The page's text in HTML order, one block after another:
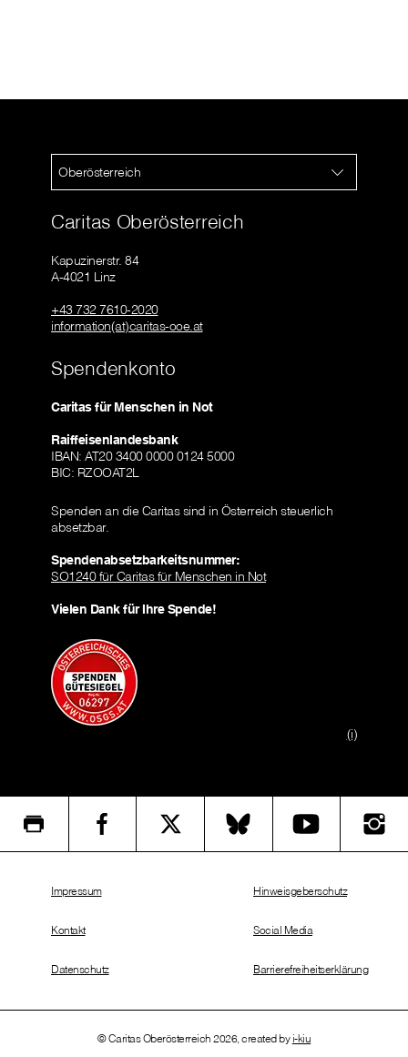
Oberösterreich
Caritas Oberösterreich
Kapuzinerstr. 84
A-4021 Linz
+43 732 7610-2020
information(at)caritas-ooe.at
Spendenkonto
Caritas für Menschen in Not
Raiffeisenlandesbank
IBAN: AT20 3400 0000 0124 5000
BIC: RZOOAT2L
Spenden an die Caritas sind in Österreich steuerlich
absetzbar.
Spendenabsetzbarkeitsnummer:
SO1240 für Caritas für Menschen in Not
Vielen Dank für Ihre Spende!
(i)
© Caritas Oberösterreich 2026, created by i-kiu
Impressum
Kontakt
Datenschutz
Hinweisgeberschutz
Social Media
Barrierefreiheitserklärung